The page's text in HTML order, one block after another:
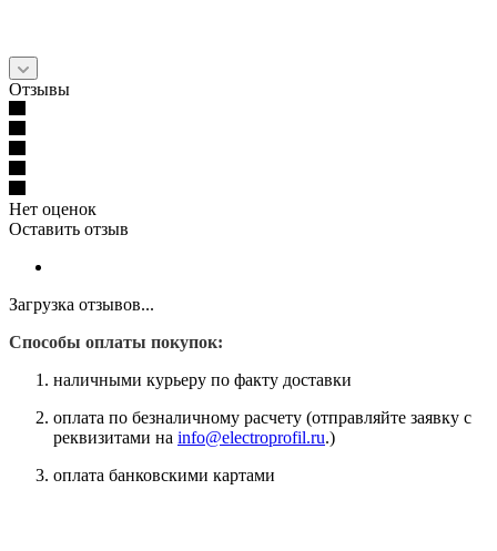
Отзывы
Нет оценок
Оставить отзыв
Загрузка отзывов...
Способы оплаты покупок:
наличными курьеру по факту доставки
оплата по безналичному расчету (отправляйте заявку с
реквизитами на info@electroprofil.ru.)
оплата банковскими картами